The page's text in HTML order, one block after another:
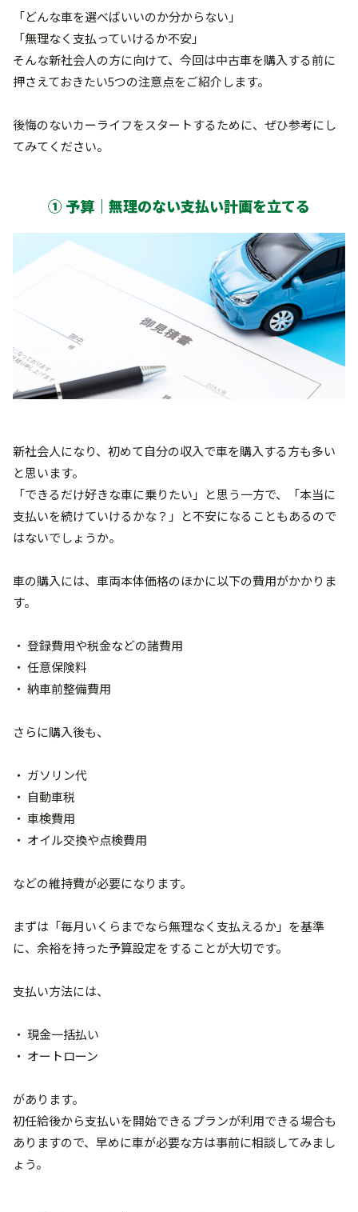
「どんな車を選べばいいのか分からない」
「無理なく支払っていけるか不安」
そんな新社会人の方に向けて、今回は中古車を購入する前に
押さえておきたい5つの注意点をご紹介します。
後悔のないカーライフをスタートするために、ぜひ参考にし
てみてください。
① 予算｜無理のない支払い計画を立てる
新社会人になり、初めて自分の収入で車を購入する方も多い
と思います。
「できるだけ好きな車に乗りたい」と思う一方で、「本当に
支払いを続けていけるかな？」と不安になることもあるので
はないでしょうか。
車の購入には、車両本体価格のほかに以下の費用がかかりま
す。
・ 登録費用や税金などの諸費用
・ 任意保険料
・ 納車前整備費用
さらに購入後も、
・ ガソリン代
・ 自動車税
・ 車検費用
・ オイル交換や点検費用
などの維持費が必要になります。
まずは「毎月いくらまでなら無理なく支払えるか」を基準
に、余裕を持った予算設定をすることが大切です。
支払い方法には、
・ 現金一括払い
・ オートローン
があります。
初任給後から支払いを開始できるプランが利用できる場合も
ありますので、早めに車が必要な方は事前に相談してみまし
ょう。